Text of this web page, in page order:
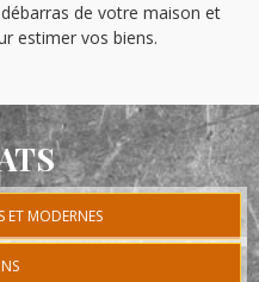
de votre maison et
estimer vos biens.
ET MODERNES